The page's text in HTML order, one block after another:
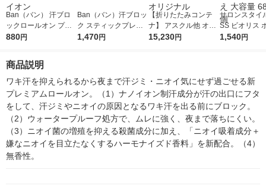
Ban（バン） 汗ブロ
ックロールオン プレ
ミアムゴールドラベル
880円
Ban（バン）汗ブロッ
ク スティックプレミ
アム 無香性 20g 2個
1,470円
【折りたたみコンテ
ナ】 アスクル他 オー
プンオリコンセット
15,230円
サロンスタイ
SS ビオリス
ル コンディ
1,540円
商品説明
ワキ汗を抑えられるから夜まで汗ジミ・ニオイ気にせず過ごせる新
プレミアムロールオン。（1）ナノイオン制汗成分が汗の出口にフタ
をして、汗ジミやニオイの原因となるワキ汗を出る前にブロック。
（2）ウォータープルーフ処方で、ムレに強く、夜まで落ちにくい。
（3）ニオイ菌の増殖を抑える殺菌成分に加え、「ニオイ吸着成分＋
嫌なニオイを目立たなくするハーモナイズド香料」を新配合。（4）
無香性。